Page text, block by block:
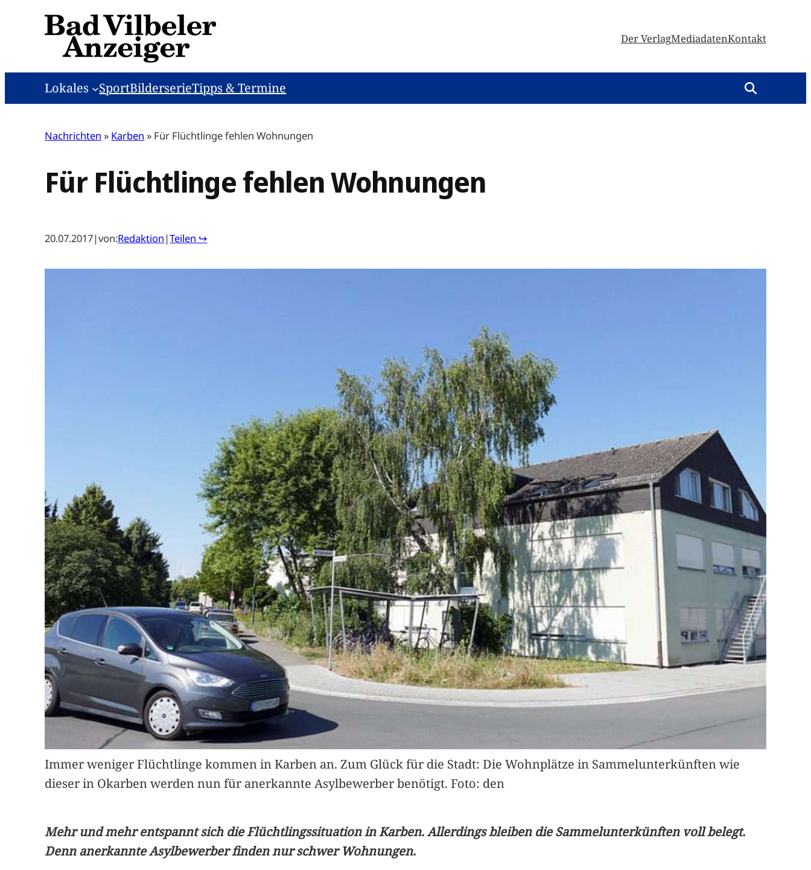
Der VerlagMediadatenKontakt
Lokales SportBilderserieTipps & Termine
Nachrichten » Karben » Für Flüchtlinge fehlen Wohnungen
Für Flüchtlinge fehlen Wohnungen
20.07.2017|von:Redaktion |Teilen ↪
Immer weniger Flüchtlinge kommen in Karben an. Zum Glück für die Stadt: Die Wohnplätze in Sammelunterkünften wie
dieser in Okarben werden nun für anerkannte Asylbewerber benötigt. Foto: den
Mehr und mehr entspannt sich die Flüchtlingssituation in Karben. Allerdings bleiben die Sammelunterkünften voll belegt.
Denn anerkannte Asylbewerber finden nur schwer Wohnungen.